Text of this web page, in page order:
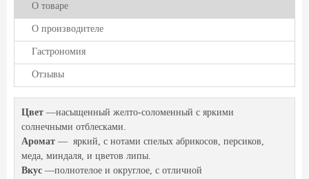
О товаре
О производителе
Гастрономия
Отзывы
Цвет —насыщенный желто-соломенный с яркими
солнечными отблесками.
Аромат — яркий, с нотами спелых абрикосов, персиков,
меда, миндаля, и цветов липы.
Вкус —полнотелое и округлое, с отличной